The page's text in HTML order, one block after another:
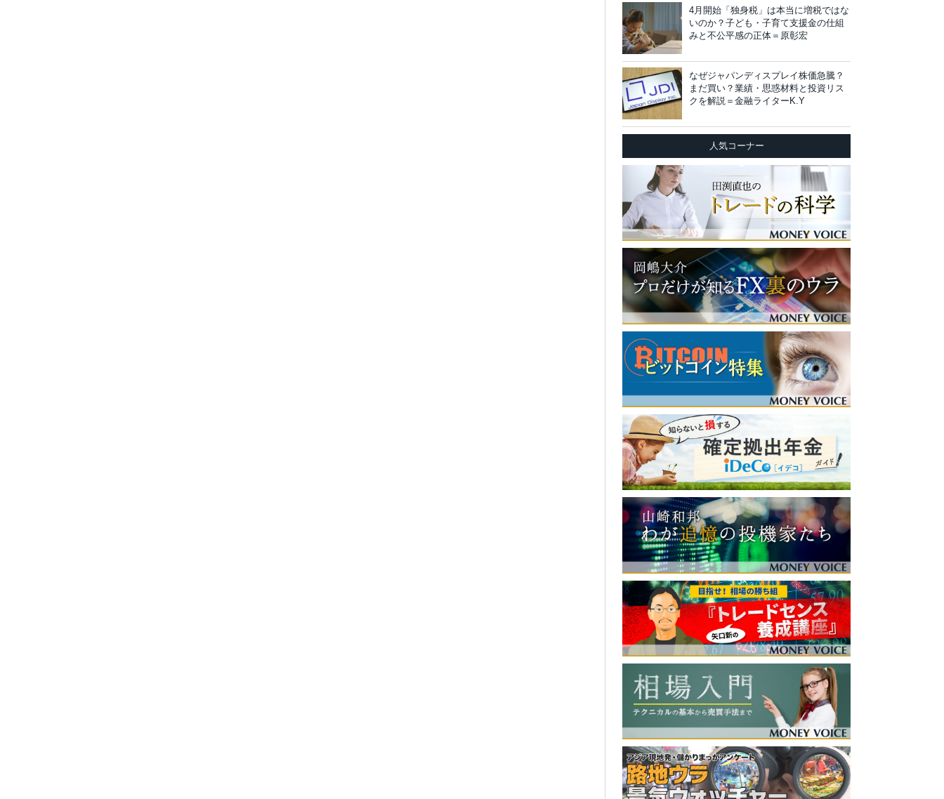
4月開始「独身税」は本当に増税ではな
いのか？子ども・子育て支援金の仕組
みと不公平感の正体＝原彰宏
なぜジャパンディスプレイ株価急騰？
まだ買い？業績・思惑材料と投資リス
クを解説＝金融ライターK.Y
人気コーナー